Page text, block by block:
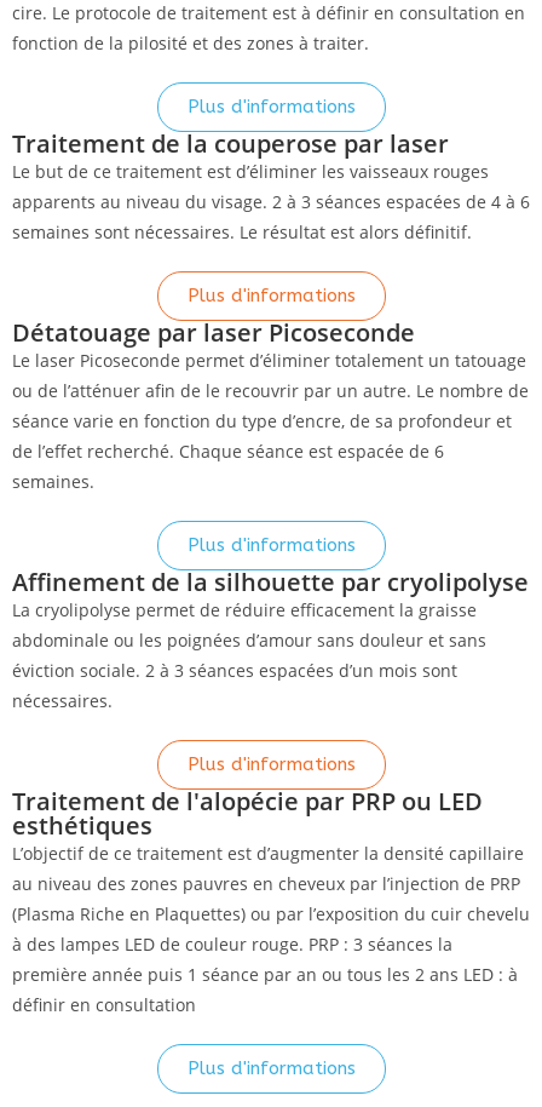
cire. Le protocole de traitement est à définir en consultation en
fonction de la pilosité et des zones à traiter.
Plus d'informations
Traitement de la couperose par laser
Le but de ce traitement est d’éliminer les vaisseaux rouges
apparents au niveau du visage. 2 à 3 séances espacées de 4 à 6
semaines sont nécessaires. Le résultat est alors définitif.
Plus d'informations
Détatouage par laser Picoseconde
Le laser Picoseconde permet d’éliminer totalement un tatouage
ou de l’atténuer afin de le recouvrir par un autre. Le nombre de
séance varie en fonction du type d’encre, de sa profondeur et
de l’effet recherché. Chaque séance est espacée de 6
semaines.
Plus d'informations
Affinement de la silhouette par cryolipolyse
La cryolipolyse permet de réduire efficacement la graisse
abdominale ou les poignées d’amour sans douleur et sans
éviction sociale. 2 à 3 séances espacées d’un mois sont
nécessaires.
Plus d'informations
Traitement de l'alopécie par PRP ou LED
esthétiques
L’objectif de ce traitement est d’augmenter la densité capillaire
au niveau des zones pauvres en cheveux par l’injection de PRP
(Plasma Riche en Plaquettes) ou par l’exposition du cuir chevelu
à des lampes LED de couleur rouge. PRP : 3 séances la
première année puis 1 séance par an ou tous les 2 ans LED : à
définir en consultation
Plus d'informations